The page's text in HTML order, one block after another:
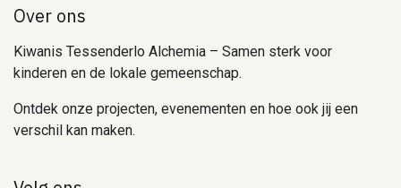
Over ons
Kiwanis Tessenderlo Alchemia – Samen sterk voor
kinderen en de lokale gemeenschap.
Ontdek onze projecten, evenementen en hoe ook jij een
verschil kan maken.